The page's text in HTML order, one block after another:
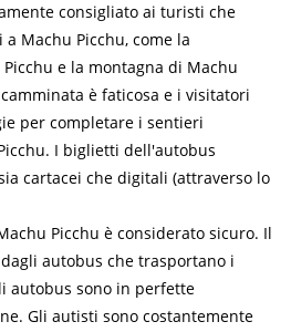
consigliato ai turisti che
Machu Picchu, come la
e la montagna di Machu
è faticosa e i visitatori
per completare i sentieri
I biglietti dell'autobus
cartacei che digitali (attraverso lo
Picchu è considerato sicuro. Il
autobus che trasportano i
autobus sono in perfette
Gli autisti sono costantemente